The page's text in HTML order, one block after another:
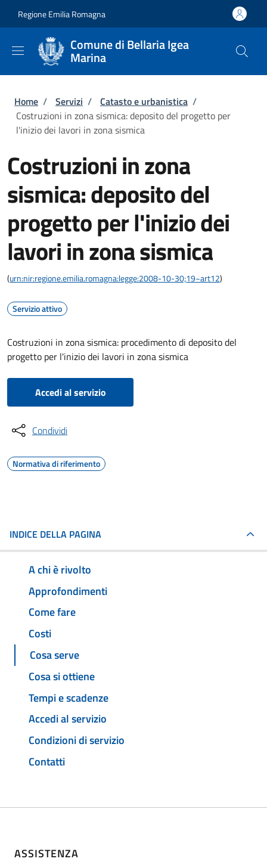
Regione Emilia Romagna
Comune di Bellaria Igea
Marina
Briciole di pane
Home / Servizi / Catasto e urbanistica /
Costruzioni in zona sismica: deposito del progetto per
l'inizio dei lavori in zona sismica
Costruzioni in zona
sismica: deposito del
progetto per l'inizio dei
lavori in zona sismica
(urn:nir:regione.emilia.romagna:legge:2008-10-30;19~art12)
Servizio attivo
Costruzioni in zona sismica: procedimento di deposito del
progetto per l'inizio dei lavori in zona sismica
Accedi al servizio
Condividi
Normativa di riferimento
INDICE DELLA PAGINA
A chi è rivolto
Approfondimenti
Come fare
Costi
Cosa serve
Cosa si ottiene
Tempi e scadenze
Accedi al servizio
Condizioni di servizio
Contatti
ASSISTENZA